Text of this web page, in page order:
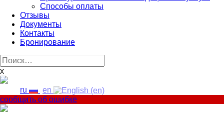
Способы оплаты
Отзывы
Документы
Контакты
Бронирование
Найти:
x
ru
en
сообщить об ошибке